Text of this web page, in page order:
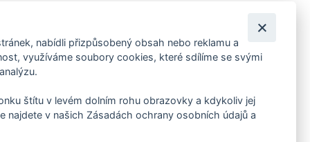
pozvánky na kulturní a sportovní akce?
nabídli přizpůsobený obsah nebo reklamu a
využíváme soubory cookies, které sdílíme se svými
štítu v levém dolním rohu obrazovky a kdykoliv jej
najdete v našich Zásadách ochrany osobních údajů a